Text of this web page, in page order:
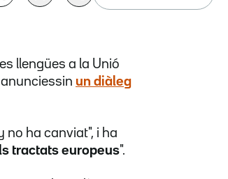
llengües a la Unió
un diàleg
no ha canviat", i ha
tractats europeus".